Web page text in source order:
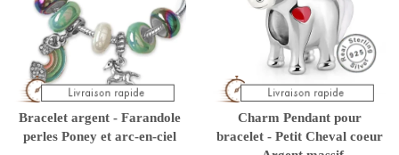
Bracelet argent - Farandole
perles Poney et arc-en-ciel
Charm Pendant pour
bracelet - Petit Cheval coeur